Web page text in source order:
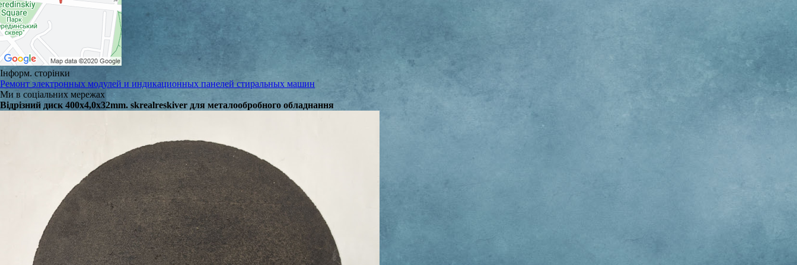
Інформ. сторінки
Ремонт электронных модулей и индикационных панелей стиральных машин
Ми в соціальних мережах
Відрізний диск 400x4,0x32mm. skrealreskiver для металообробного обладнання